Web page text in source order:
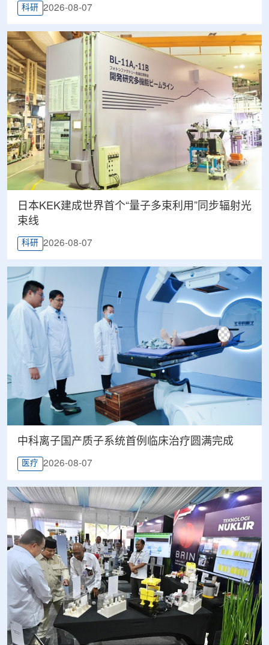
科研 2026-08-07
日本KEK建成世界首个“量子多束利用”同步辐射光
束线
科研 2026-08-07
中科离子国产质子系统首例临床治疗圆满完成
医疗 2026-08-07